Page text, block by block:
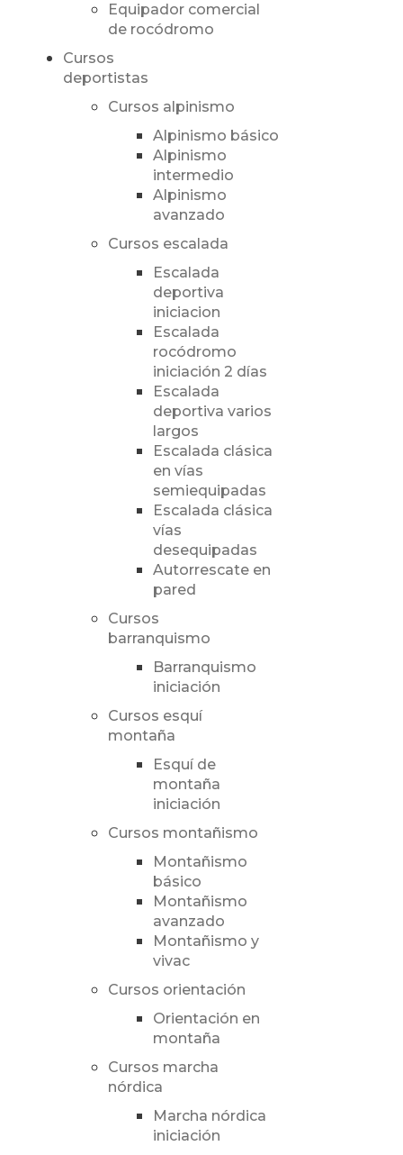
Equipador comercial
de rocódromo
Cursos
deportistas
Cursos alpinismo
Alpinismo básico
Alpinismo
intermedio
Alpinismo
avanzado
Cursos escalada
Escalada
deportiva
iniciacion
Escalada
rocódromo
iniciación 2 días
Escalada
deportiva varios
largos
Escalada clásica
en vías
semiequipadas
Escalada clásica
vías
desequipadas
Autorrescate en
pared
Cursos
barranquismo
Barranquismo
iniciación
Cursos esquí
montaña
Esquí de
montaña
iniciación
Cursos montañismo
Montañismo
básico
Montañismo
avanzado
Montañismo y
vivac
Cursos orientación
Orientación en
montaña
Cursos marcha
nórdica
Marcha nórdica
iniciación